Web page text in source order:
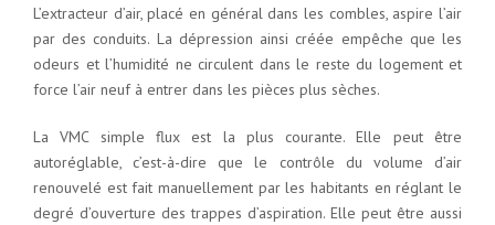
L’extracteur d’air, placé en général dans les combles, aspire l’air
par des conduits. La dépression ainsi créée empêche que les
odeurs et l’humidité ne circulent dans le reste du logement et
force l’air neuf à entrer dans les pièces plus sèches.
La VMC simple flux est la plus courante. Elle peut être
autoréglable, c’est-à-dire que le contrôle du volume d’air
renouvelé est fait manuellement par les habitants en réglant le
degré d’ouverture des trappes d’aspiration. Elle peut être aussi